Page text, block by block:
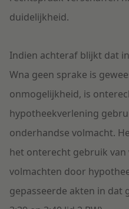
duidelijkheid.
Indien achteraf blijkt dat
Wna geen sprake is
onmogelijkheid, is
hypotheekverlening
onderhandse volmacht.
het onterecht gebruik
volmachten door
gepasseerde akten in dat